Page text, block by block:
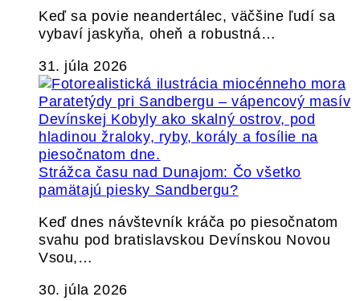
Keď sa povie neandertálec, väčšine ľudí sa
vybaví jaskyňa, oheň a robustná…
31. júla 2026
Strážca času nad Dunajom: Čo všetko
pamätajú piesky Sandbergu?
Keď dnes návštevník kráča po piesočnatom
svahu pod bratislavskou Devínskou Novou
Vsou,…
30. júla 2026